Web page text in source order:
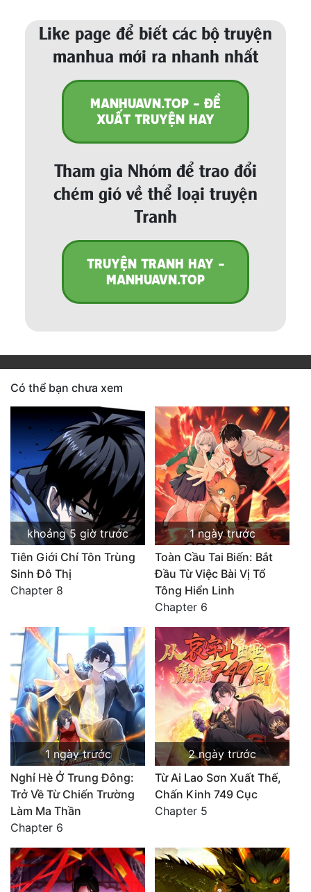
Like page để biết các bộ truyện
manhua mới ra nhanh nhất
MANHUAVN.TOP - ĐỀ
XUẤT TRUYỆN HAY
Tham gia Nhóm để trao đổi
chém gió về thể loại truyện
Tranh
TRUYỆN TRANH HAY -
MANHUAVN.TOP
Có thể bạn chưa xem
khoảng 5 giờ trước
Tiên Giới Chí Tôn Trùng
Sinh Đô Thị
Chapter 8
1 ngày trước
Toàn Cầu Tai Biến: Bắt
Đầu Từ Việc Bài Vị Tổ
Tông Hiển Linh
Chapter 6
1 ngày trước
Nghỉ Hè Ở Trung Đông:
Trở Về Từ Chiến Trường
Làm Ma Thần
Chapter 6
2 ngày trước
Từ Ai Lao Sơn Xuất Thế,
Chấn Kinh 749 Cục
Chapter 5